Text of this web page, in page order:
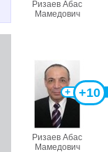
Ризаев Абас
Мамедович
Ризаев Абас
Мамедович
+10
+